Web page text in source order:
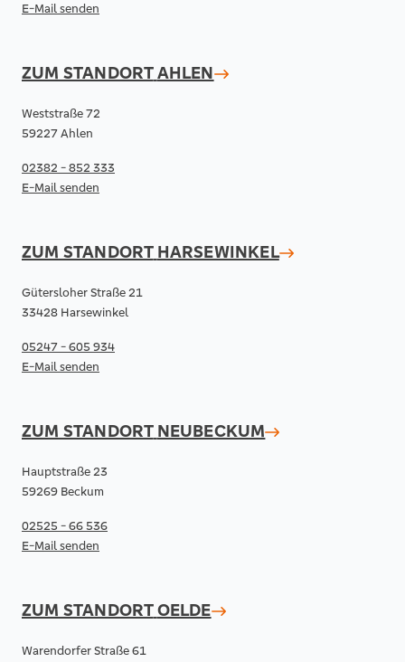
E-Mail senden
ZUM STANDORTAHLEN
Weststraße 72
59227 Ahlen
02382 - 852 333
E-Mail senden
ZUM STANDORT HARSEWINKEL
Gütersloher Straße 21
33428 Harsewinkel
05247 - 605 934
E-Mail senden
ZUM STANDORT NEUBECKUM
Hauptstraße 23
59269 Beckum
02525 - 66 536
E-Mail senden
ZUM STANDORTOELDE
Warendorfer Straße 61